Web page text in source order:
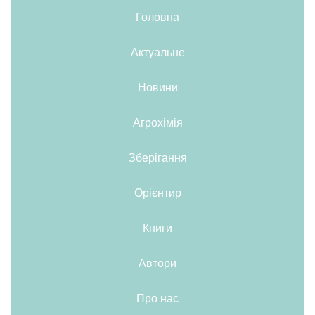
Головна
Актуальне
Новини
Агрохімія
Зберігання
Орієнтир
Книги
Автори
Про нас